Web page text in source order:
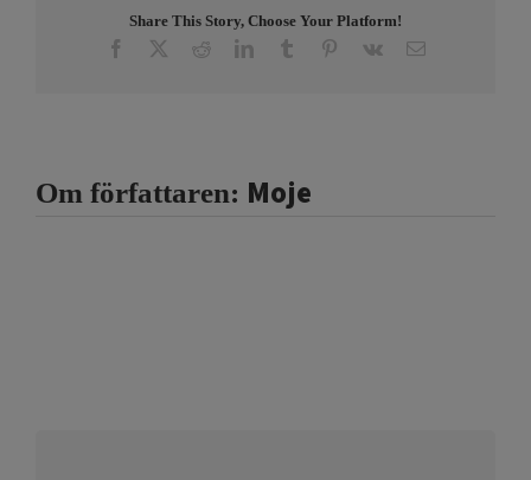
Share This Story, Choose Your Platform!
Facebook RedditLinkedInTumblr Pinterest
Vk E-
Om författaren: Moje